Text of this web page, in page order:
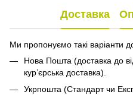
Доставка
Ми пропонуємо такі варіанти
Нова Пошта (доставка до
кур’єрська доставка).
Укрпошта (Стандарт чи